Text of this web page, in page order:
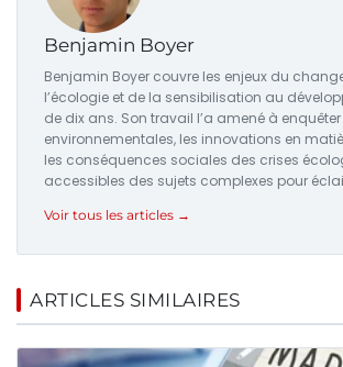
Benjamin Boyer
Benjamin Boyer couvre les enjeux du
l’écologie et de la sensibilisation au
de dix ans. Son travail l’a amené à
environnementales, les innovations en
les conséquences sociales des crises
accessibles des sujets complexes pour
Voir tous les articles →
ARTICLES SIMILAIRES